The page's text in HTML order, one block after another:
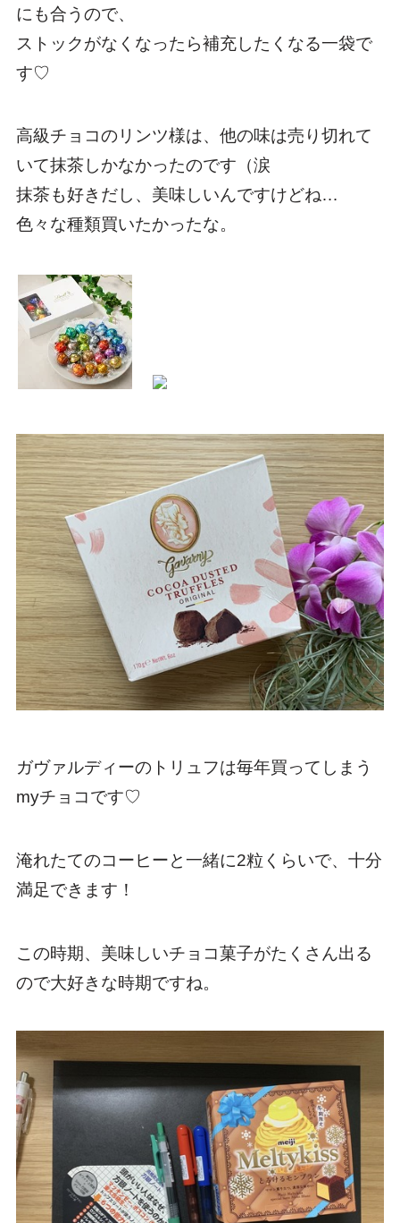
にも合うので、
ストックがなくなったら補充したくなる一袋で
す♡
高級チョコのリンツ様は、他の味は売り切れて
いて抹茶しかなかったのです（涙
抹茶も好きだし、美味しいんですけどね…
色々な種類買いたかったな。
ガヴァルディーのトリュフは毎年買ってしまう
myチョコです♡
淹れたてのコーヒーと一緒に2粒くらいで、十分
満足できます！
この時期、美味しいチョコ菓子がたくさん出る
ので大好きな時期ですね。